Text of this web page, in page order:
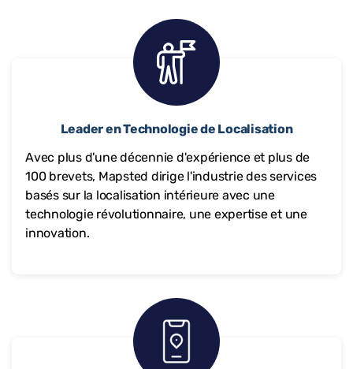
Leader en Technologie de Localisation
Avec plus d'une décennie d'expérience et plus de
100 brevets, Mapsted dirige l'industrie des services
basés sur la localisation intérieure avec une
technologie révolutionnaire, une expertise et une
innovation.